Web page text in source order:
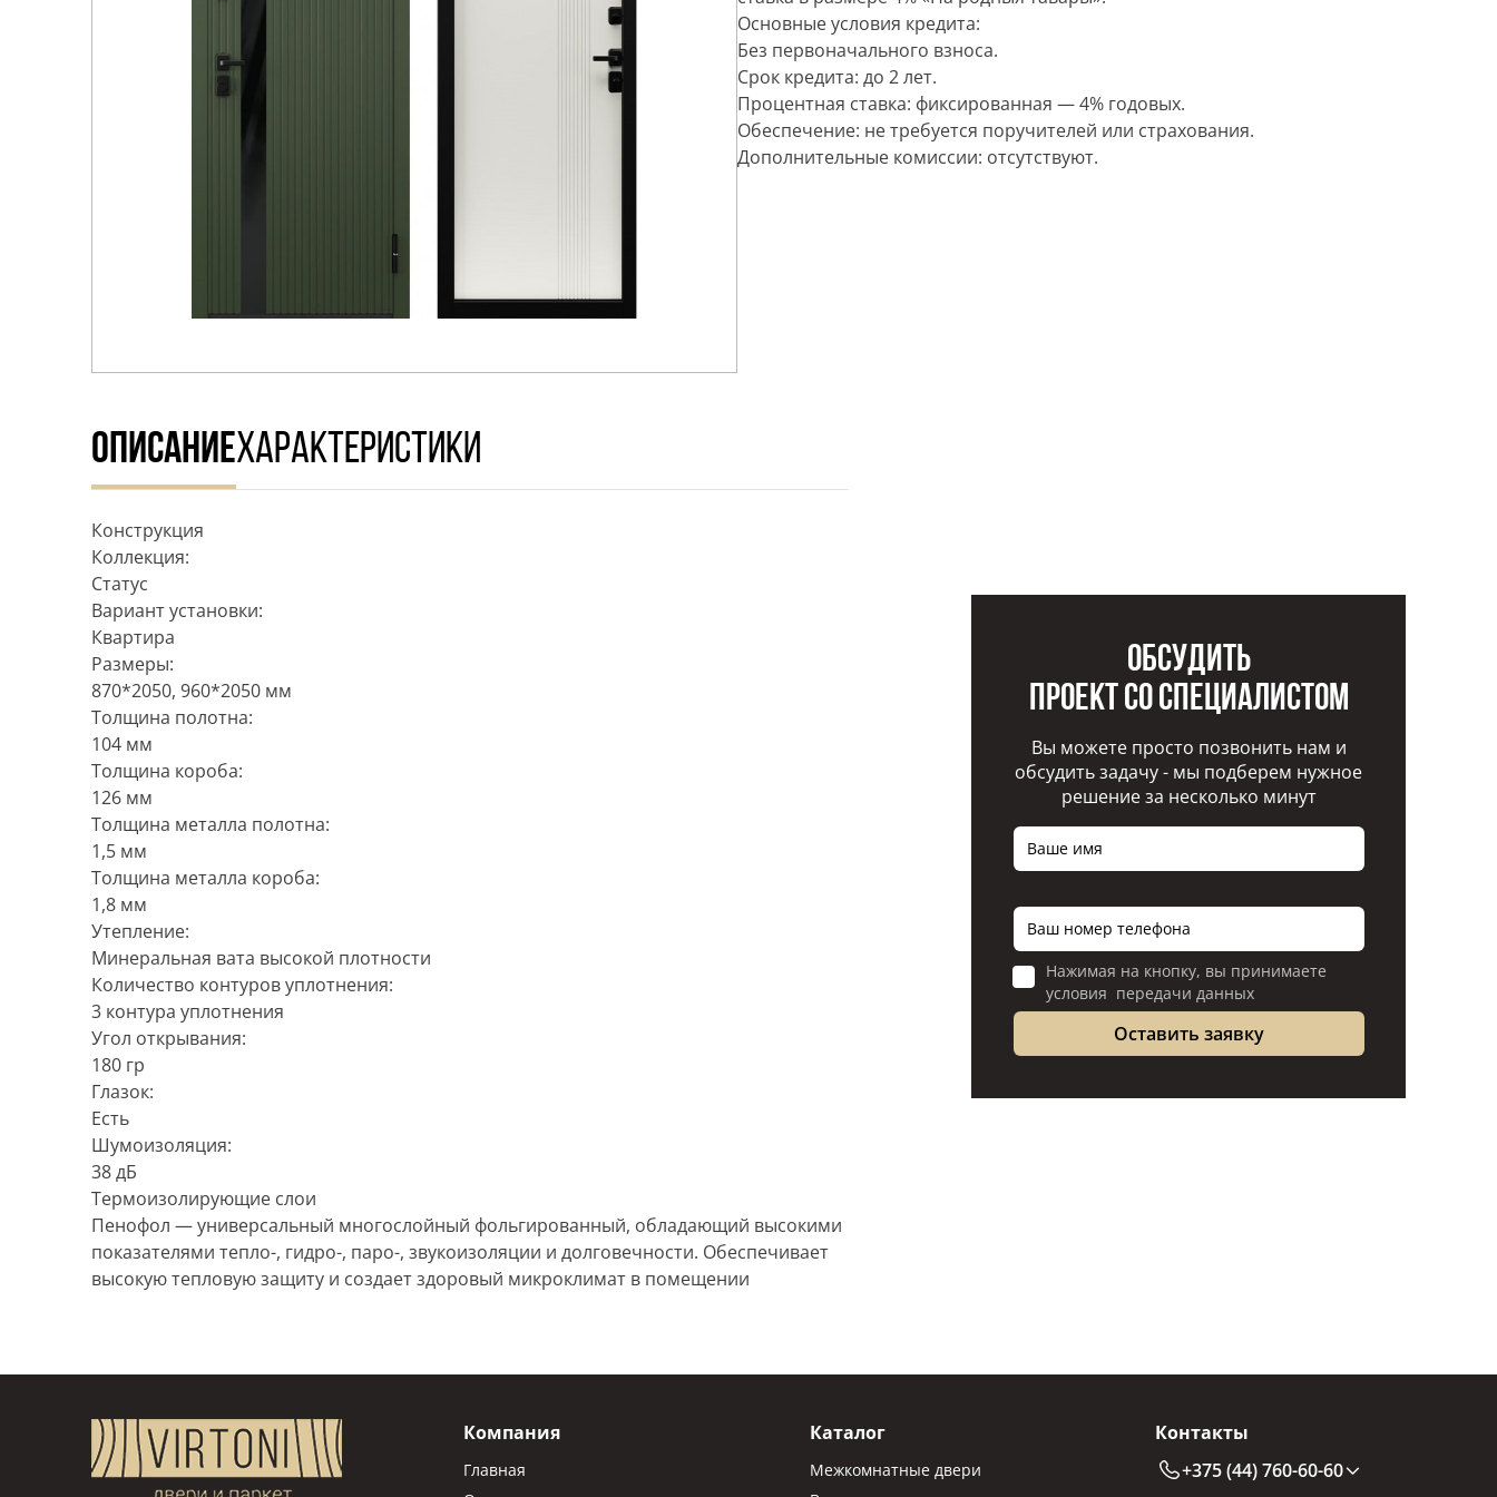
Основные условия кредита:
Без первоначального взноса.
Срок кредита: до 2 лет.
Процентная ставка: фиксированная — 4% годовых.
Обеспечение: не требуется поручителей или страхования.
Дополнительные комиссии: отсутствуют.
ОПИСАНИЕХАРАКТЕРИСТИКИ
Конструкция
Коллекция:
Статус
Вариант установки:
Квартира
Размеры:
870*2050, 960*2050 мм
Толщина полотна:
104 мм
Толщина короба:
126 мм
Толщина металла полотна:
1,5 мм
Толщина металла короба:
1,8 мм
Утепление:
Минеральная вата высокой плотности
Количество контуров уплотнения:
3 контура уплотнения
Угол открывания:
180 гр
Глазок:
Есть
Шумоизоляция:
38 дБ
Термоизолирующие слои
Пенофол — универсальный многослойный фольгированный, обладающий высокими
показателями тепло-, гидро-, паро-, звукоизоляции и долговечности. Обеспечивает
высокую тепловую защиту и создает здоровый микроклимат в помещении
Обсудить
проект со специалистом
Вы можете просто позвонить нам и
обсудить задачу - мы подберем нужное
решение за несколько минут
Нажимая на кнопку, вы принимаете
условия передачи данных
Компания
Главная
Каталог
Межкомнатные двери
Контакты
+375 (44) 760-60-60